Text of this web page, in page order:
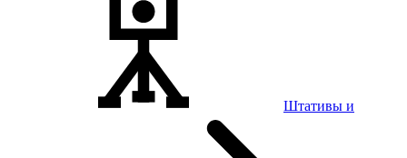
Штативы и